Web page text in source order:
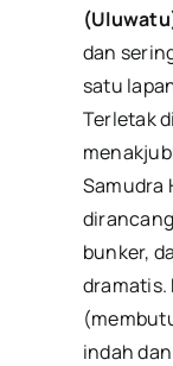
dan
satu
Terletak
Samudra
bunker,
dramatis.
indah